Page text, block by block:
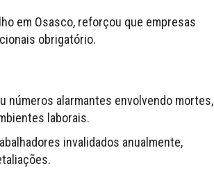
em Osasco, reforçou que empresas
obrigatório.
números alarmantes envolvendo mortes,
laborais.
invalidados anualmente,